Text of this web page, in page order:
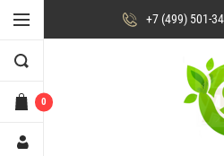
0
+7 (499) 501-